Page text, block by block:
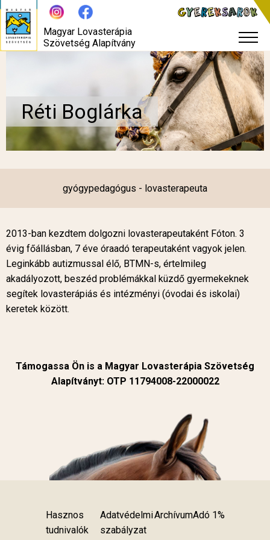
Magyar Lovasterápia
Szövetség Alapítvány
Réti Boglárka
gyógypedagógus - lovasterapeuta
2013-ban kezdtem dolgozni lovasterapeutaként Fóton. 3
évig főállásban, 7 éve óraadó terapeutaként vagyok jelen.
Leginkább autizmussal élő, BTMN-s, értelmileg
akadályozott, beszéd problémákkal küzdő gyermekeknek
segítek lovasterápiás és intézményi (óvodai és iskolai)
keretek között.
Támogassa Ön is a Magyar Lovasterápia Szövetség
Alapítványt: OTP 11794008-22000022
Hasznos
tudnivalók
Adatvédelmi
szabályzat
ArchívumAdó 1%